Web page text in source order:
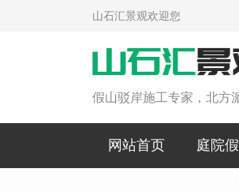
山石汇景观欢迎您
假山驳岸施工专家，北方
网站首页 庭院